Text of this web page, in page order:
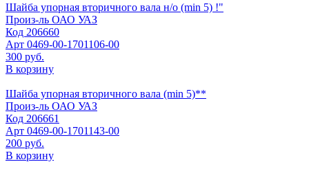
Шайба упорная вторичного вала н/о (min 5) !"
Произ-ль ОАО УАЗ
Код 206660
Арт 0469-00-1701106-00
300 руб.
В корзину
Шайба упорная вторичного вала (min 5)**
Произ-ль ОАО УАЗ
Код 206661
Арт 0469-00-1701143-00
200 руб.
В корзину